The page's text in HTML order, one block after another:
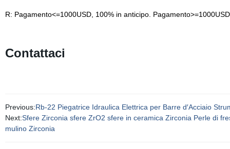
R: Pagamento<=1000USD, 100% in anticipo.
Contattaci
Previous:Rb-22 Piegatrice Idraulica Elettrica per Barre d′Acciaio
Next:Sfere Zirconia sfere ZrO2 sfere in ceramica Zirconia Perle di
mulino Zirconia